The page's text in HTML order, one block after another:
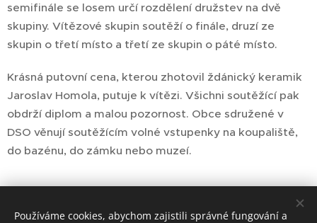
semifinále se losem určí rozdělení družstev na dvě
skupiny. Vítězové skupin soutěží o finále, druzí ze
skupin o třetí místo a třetí ze skupin o páté místo.
Krásná putovní cena, kterou zhotovil ždánický keramik
Jaroslav Homola, putuje k vítězi. Všichni soutěžící pak
obdrží diplom a malou pozornost. Obce sdružené v
DSO věnují soutěžícím volné vstupenky na koupaliště,
do bazénu, do zámku nebo muzeí.
Používáme cookies, abychom zajistili správné fungování a